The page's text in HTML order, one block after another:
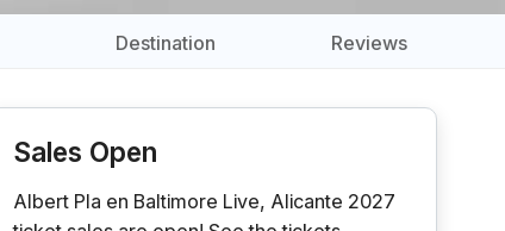
Destination Reviews
Sales Open
Albert Pla en Baltimore Live, Alicante 2027